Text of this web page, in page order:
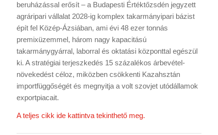
beruházással erősít – a Budapesti Értéktőzsdén jegyzett
agráripari vállalat 2028-ig komplex takarmányipari bázist
épít fel Közép-Ázsiában, ami évi 48 ezer tonnás
premixüzemmel, három nagy kapacitású
takarmánygyárral, laborral és oktatási központtal egészül
ki. A stratégiai terjeszkedés 15 százalékos árbevétel-
növekedést céloz, miközben csökkenti Kazahsztán
importfüggőségét és megnyitja a volt szovjet utódállamok
exportpiacait.
A teljes cikk ide kattintva tekinthető meg.